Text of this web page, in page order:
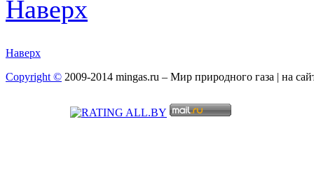
Наверх
Наверх
Copyright © 2009-2014 mingas.ru – Мир природного газа | на